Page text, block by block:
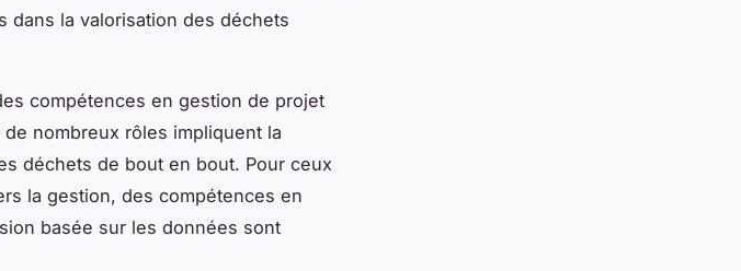
dans la valorisation des déchets
compétences en gestion de projet
nombreux rôles impliquent la
déchets de bout en bout. Pour ceux
la gestion, des compétences en
basée sur les données sont